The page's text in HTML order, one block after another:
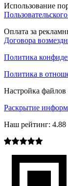
Использование
Оплата за
Договора
Политика
Политика в
Настройка файлов
Раскрытие
Наш рейтинг: 4.88